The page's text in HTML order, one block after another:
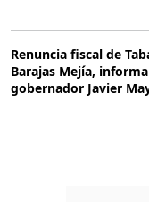
Renuncia fiscal de
Barajas Mejía,
gobernador Javier